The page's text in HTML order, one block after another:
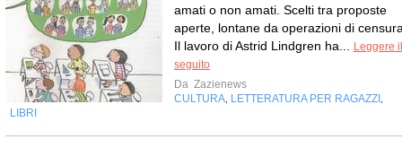
amati o non amati. Scelti tra proposte
aperte, lontane da operazioni di
Il lavoro di Astrid Lindgren ha...
Leggere il
seguito
Da Zazienews
CULTURA LETTERATURA PER RAGAZZI
LIBRI